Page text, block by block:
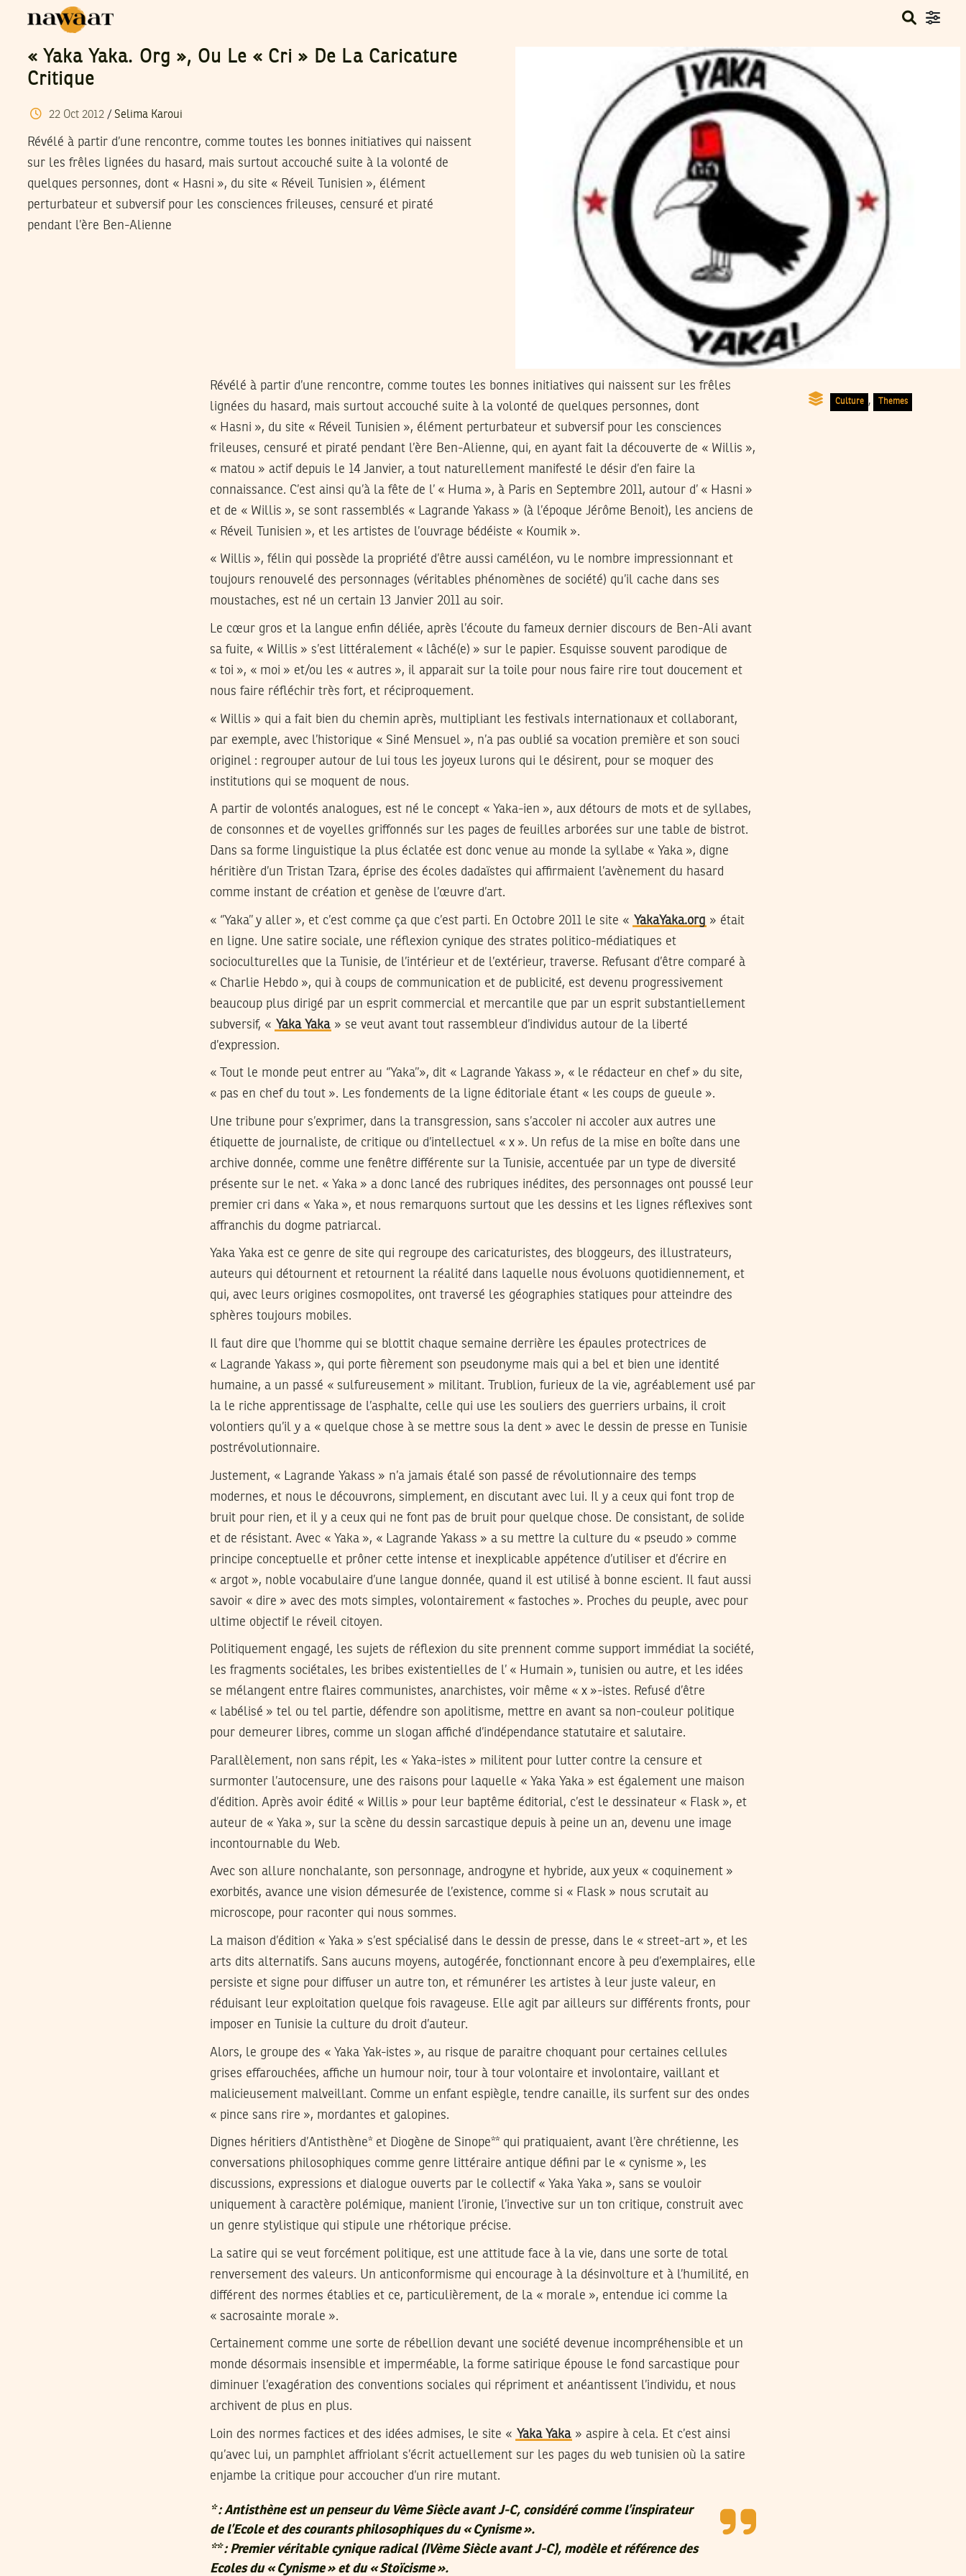
« Yaka Yaka. Org », Ou Le « Cri » De La Caricature
Critique
22 Oct 2012/ Selima Karoui
Révélé à partir d’une rencontre, comme toutes les bonnes initiatives qui naissent
sur les frêles lignées du hasard, mais surtout accouché suite à la volonté de
quelques personnes, dont « Hasni », du site « Réveil Tunisien », élément
perturbateur et subversif pour les consciences frileuses, censuré et piraté
pendant l’ère Ben-Alienne
Culture , Themes
Révélé à partir d’une rencontre, comme toutes les bonnes initiatives qui naissent sur les frêles
lignées du hasard, mais surtout accouché suite à la volonté de quelques personnes, dont
« Hasni », du site « Réveil Tunisien », élément perturbateur et subversif pour les consciences
frileuses, censuré et piraté pendant l’ère Ben-Alienne, qui, en ayant fait la découverte de « Willis »,
« matou » actif depuis le 14 Janvier, a tout naturellement manifesté le désir d’en faire la
connaissance. C’est ainsi qu’à la fête de l’ « Huma », à Paris en Septembre 2011, autour d’ « Hasni »
et de « Willis », se sont rassemblés « Lagrande Yakass » (à l’époque Jérôme Benoit), les anciens de
« Réveil Tunisien », et les artistes de l’ouvrage bédéiste « Koumik ».
« Willis », félin qui possède la propriété d’être aussi caméléon, vu le nombre impressionnant et
toujours renouvelé des personnages (véritables phénomènes de société) qu’il cache dans ses
moustaches, est né un certain 13 Janvier 2011 au soir.
Le cœur gros et la langue enfin déliée, après l’écoute du fameux dernier discours de Ben-Ali avant
sa fuite, « Willis » s’est littéralement « lâché(e) » sur le papier. Esquisse souvent parodique de
« toi », « moi » et/ou les « autres », il apparait sur la toile pour nous faire rire tout doucement et
nous faire réfléchir très fort, et réciproquement.
« Willis » qui a fait bien du chemin après, multipliant les festivals internationaux et collaborant,
par exemple, avec l’historique « Siné Mensuel », n’a pas oublié sa vocation première et son souci
originel : regrouper autour de lui tous les joyeux lurons qui le désirent, pour se moquer des
institutions qui se moquent de nous.
A partir de volontés analogues, est né le concept « Yaka-ien », aux détours de mots et de syllabes,
de consonnes et de voyelles griffonnés sur les pages de feuilles arborées sur une table de bistrot.
Dans sa forme linguistique la plus éclatée est donc venue au monde la syllabe « Yaka », digne
héritière d’un Tristan Tzara, éprise des écoles dadaïstes qui affirmaient l’avènement du hasard
comme instant de création et genèse de l’œuvre d’art.
« ‘’Yaka’’ y aller », et c’est comme ça que c’est parti. En Octobre 2011 le site « YakaYaka.org » était
en ligne. Une satire sociale, une réflexion cynique des strates politico-médiatiques et
socioculturelles que la Tunisie, de l’intérieur et de l’extérieur, traverse. Refusant d’être comparé à
« Charlie Hebdo », qui à coups de communication et de publicité, est devenu progressivement
beaucoup plus dirigé par un esprit commercial et mercantile que par un esprit substantiellement
subversif, « Yaka Yaka » se veut avant tout rassembleur d’individus autour de la liberté
d’expression.
« Tout le monde peut entrer au ‘’Yaka’’», dit « Lagrande Yakass », « le rédacteur en chef » du site,
« pas en chef du tout ». Les fondements de la ligne éditoriale étant « les coups de gueule ».
Une tribune pour s’exprimer, dans la transgression, sans s’accoler ni accoler aux autres une
étiquette de journaliste, de critique ou d’intellectuel « x ». Un refus de la mise en boîte dans une
archive donnée, comme une fenêtre différente sur la Tunisie, accentuée par un type de diversité
présente sur le net. « Yaka » a donc lancé des rubriques inédites, des personnages ont poussé leur
premier cri dans « Yaka », et nous remarquons surtout que les dessins et les lignes réflexives sont
affranchis du dogme patriarcal.
Yaka Yaka est ce genre de site qui regroupe des caricaturistes, des bloggeurs, des illustrateurs,
auteurs qui détournent et retournent la réalité dans laquelle nous évoluons quotidiennement, et
qui, avec leurs origines cosmopolites, ont traversé les géographies statiques pour atteindre des
sphères toujours mobiles.
Il faut dire que l’homme qui se blottit chaque semaine derrière les épaules protectrices de
« Lagrande Yakass », qui porte fièrement son pseudonyme mais qui a bel et bien une identité
humaine, a un passé « sulfureusement » militant. Trublion, furieux de la vie, agréablement usé par
la le riche apprentissage de l’asphalte, celle qui use les souliers des guerriers urbains, il croit
volontiers qu’il y a « quelque chose à se mettre sous la dent » avec le dessin de presse en Tunisie
postrévolutionnaire.
Justement, « Lagrande Yakass » n’a jamais étalé son passé de révolutionnaire des temps
modernes, et nous le découvrons, simplement, en discutant avec lui. Il y a ceux qui font trop de
bruit pour rien, et il y a ceux qui ne font pas de bruit pour quelque chose. De consistant, de solide
et de résistant. Avec « Yaka », « Lagrande Yakass » a su mettre la culture du « pseudo » comme
principe conceptuelle et prôner cette intense et inexplicable appétence d’utiliser et d’écrire en
« argot », noble vocabulaire d’une langue donnée, quand il est utilisé à bonne escient. Il faut aussi
savoir « dire » avec des mots simples, volontairement « fastoches ». Proches du peuple, avec pour
ultime objectif le réveil citoyen.
Politiquement engagé, les sujets de réflexion du site prennent comme support immédiat la société,
les fragments sociétales, les bribes existentielles de l’ « Humain », tunisien ou autre, et les idées
se mélangent entre flaires communistes, anarchistes, voir même « x »-istes. Refusé d’être
« labélisé » tel ou tel partie, défendre son apolitisme, mettre en avant sa non-couleur politique
pour demeurer libres, comme un slogan affiché d’indépendance statutaire et salutaire.
Parallèlement, non sans répit, les « Yaka-istes » militent pour lutter contre la censure et
surmonter l’autocensure, une des raisons pour laquelle « Yaka Yaka » est également une maison
d’édition. Après avoir édité « Willis » pour leur baptême éditorial, c’est le dessinateur « Flask », et
auteur de « Yaka », sur la scène du dessin sarcastique depuis à peine un an, devenu une image
incontournable du Web.
Avec son allure nonchalante, son personnage, androgyne et hybride, aux yeux « coquinement »
exorbités, avance une vision démesurée de l’existence, comme si « Flask » nous scrutait au
microscope, pour raconter qui nous sommes.
La maison d’édition « Yaka » s’est spécialisé dans le dessin de presse, dans le « street-art », et les
arts dits alternatifs. Sans aucuns moyens, autogérée, fonctionnant encore à peu d’exemplaires, elle
persiste et signe pour diffuser un autre ton, et rémunérer les artistes à leur juste valeur, en
réduisant leur exploitation quelque fois ravageuse. Elle agit par ailleurs sur différents fronts, pour
imposer en Tunisie la culture du droit d’auteur.
Alors, le groupe des « Yaka Yak-istes », au risque de paraitre choquant pour certaines cellules
grises effarouchées, affiche un humour noir, tour à tour volontaire et involontaire, vaillant et
malicieusement malveillant. Comme un enfant espiègle, tendre canaille, ils surfent sur des ondes
« pince sans rire », mordantes et galopines.
Dignes héritiers d’Antisthène* et Diogène de Sinope** qui pratiquaient, avant l’ère chrétienne, les
conversations philosophiques comme genre littéraire antique défini par le « cynisme », les
discussions, expressions et dialogue ouverts par le collectif « Yaka Yaka », sans se vouloir
uniquement à caractère polémique, manient l’ironie, l’invective sur un ton critique, construit avec
un genre stylistique qui stipule une rhétorique précise.
La satire qui se veut forcément politique, est une attitude face à la vie, dans une sorte de total
renversement des valeurs. Un anticonformisme qui encourage à la désinvolture et à l’humilité, en
différent des normes établies et ce, particulièrement, de la « morale », entendue ici comme la
« sacrosainte morale ».
Certainement comme une sorte de rébellion devant une société devenue incompréhensible et un
monde désormais insensible et imperméable, la forme satirique épouse le fond sarcastique pour
diminuer l’exagération des conventions sociales qui répriment et anéantissent l’individu, et nous
archivent de plus en plus.
Loin des normes factices et des idées admises, le site « Yaka Yaka » aspire à cela. Et c’est ainsi
qu’avec lui, un pamphlet affriolant s’écrit actuellement sur les pages du web tunisien où la satire
enjambe la critique pour accoucher d’un rire mutant.
* : Antisthène est un penseur du Vème Siècle avant J-C, considéré comme l’inspirateur
de l’Ecole et des courants philosophiques du « Cynisme ».
** : Premier véritable cynique radical (IVème Siècle avant J-C), modèle et référence des
Ecoles du « Cynisme » et du « Stoïcisme ».